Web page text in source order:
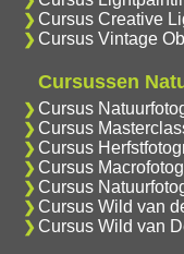
Cursus Creative
Cursus Vintage
Cursussen
Cursus
Cursus
Cursus
Cursus
Cursus
Cursus Wild van
Cursus Wild van